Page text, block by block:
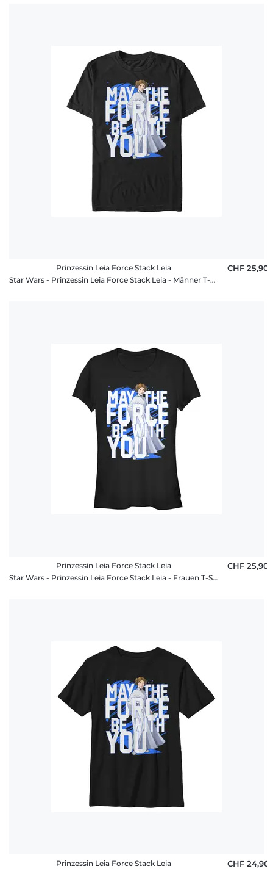
Prinzessin Leia Force Stack Leia
Star Wars - Prinzessin Leia Force Stack Leia - Männer T-Shirt
CHF 25,90
Prinzessin Leia Force Stack Leia
Star Wars - Prinzessin Leia Force Stack Leia - Frauen T-Shirt
CHF 25,90
Prinzessin Leia Force Stack Leia
CHF 24,90